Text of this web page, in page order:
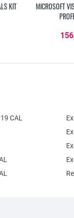
KIT
MICROSOFT
CAL